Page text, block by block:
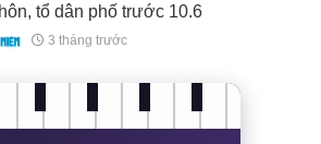
tổ dân phố trước 10.6
3 tháng trước